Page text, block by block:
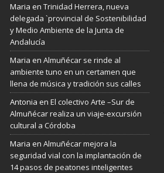
Maria en Trinidad Herrera, nueva
delegada `provincial de Sostenibilidad
y Medio Ambiente de la Junta de
Andalucía
Maria en Almuñécar se rinde al
ambiente tuno en un certamen que
llena de música y tradición sus calles
Antonia en El colectivo Arte –Sur de
Almuñécar realiza un viaje-excursión
cultural a Córdoba
Maria en Almuñécar mejora la
seguridad vial con la implantación de
14 pasos de peatones inteligentes